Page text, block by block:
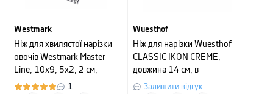
Westmark
Ніж для хвилястої нарізки
овочів Westmark Master
Line, 10x9, 5x2, 2 см,
сріблястий
1
Wuesthof
Ніж для нарізки Wuesthof
CLASSIC IKON CREME,
довжина 14 см, в
картонному пакуванні
Залишити відгук